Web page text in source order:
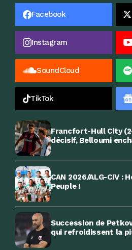
Facebook
Instagram
SoundCloud
TikTok
Francfort-Hull City
décisif, Belloumi
CAN 2026/ALG-CIV :
Peuple !
Succession de
qui refroidissent la